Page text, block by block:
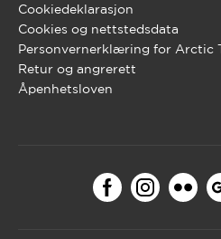
Cookiedeklarasjon
Cookies og nettstedsdata
Personvernerklæring for Arctic
Retur og angrerett
Åpenhetsloven